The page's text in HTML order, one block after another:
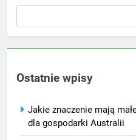
Ostatnie wpisy
Jakie znaczenie mają
dla gospodarki Australii